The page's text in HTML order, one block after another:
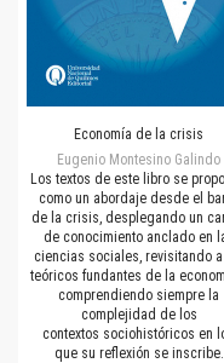
Economía de la crisis
Eugenio Montesino Galindo
Los textos de este libro se
como un abordaje desde el
de la crisis, desplegando un
de conocimiento anclado en
ciencias sociales, revisitando
teóricos fundantes de la
comprendiendo siempre la
complejidad de los
contextos sociohistóricos en
que su reflexión se inscribe.